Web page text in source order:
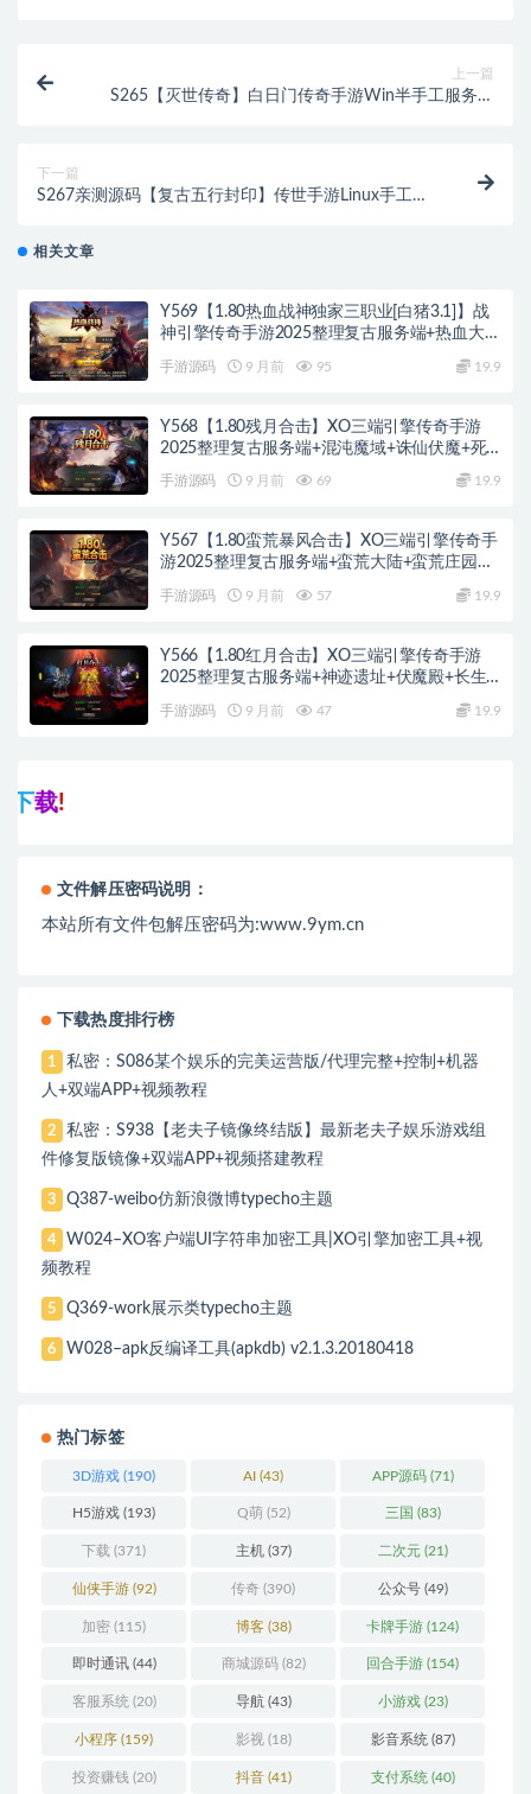
上一篇
S265【灭世传奇】白日门传奇手游Win半手工服务端
下一篇
S267亲测源码【复古五行封印】传世手游Linux手工服
相关文章
Y569【1.80热血战神独家三职业[白猪3.1]】战
神引擎传奇手游2025整理复古服务端+热血大陆
手游源码 9 月前 95 19.9
Y568【1.80残月合击】XO三端引擎传奇手游
2025整理复古服务端+混沌魔域+诛仙伏魔+死
手游源码 9 月前 69 19.9
Y567【1.80蛮荒暴风合击】XO三端引擎传奇手
游2025整理复古服务端+蛮荒大陆+蛮荒庄园
手游源码 9 月前 57 19.9
Y566【1.80红月合击】XO三端引擎传奇手游
2025整理复古服务端+神迹遗址+伏魔殿+长生
手游源码 9 月前 47 19.9
文件解压密码说明：
本站所有文件包解压密码为:www.9ym.cn
下载热度排行榜
1
私密：S086某个娱乐的完美运营版/代理完整+控制+机器
人+双端APP+视频教程
2
私密：S938【老夫子镜像终结版】最新老夫子娱乐游戏组
件修复版镜像+双端APP+视频搭建教程
3 Q387-weibo仿新浪微博typecho主题
4
W024–XO客户端UI字符串加密工具|XO引擎加密工具+视
频教程
5 Q369-work展示类typecho主题
6 W028–apk反编译工具(apkdb) v2.1.3.20180418
热门标签
3D游戏 (190) AI (43) APP源码(71)
H5游戏 (193) Q萌 (52) 三国 (83)
下载 (371) 主机(37) 二次元(21)
仙侠手游(92) 传奇 (390) 公众号(49)
加密 (115) 博客(38) 卡牌手游 (124)
即时通讯(44) 商城源码(82) 回合手游 (154)
客服系统 (20) 导航(43) 小游戏(23)
小程序 (159) 影视(18) 影音系统 (87)
投资赚钱 (20) 抖音(41) 支付系统 (40)